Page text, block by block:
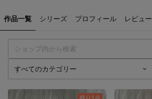
作品一覧 シリーズ プロフィール レビュー